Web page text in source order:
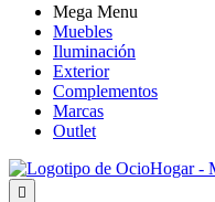
Mega Menu
Muebles
Iluminación
Exterior
Complementos
Marcas
Outlet
